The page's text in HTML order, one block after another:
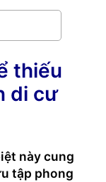
thiếu
di cư
này cung
tập phong